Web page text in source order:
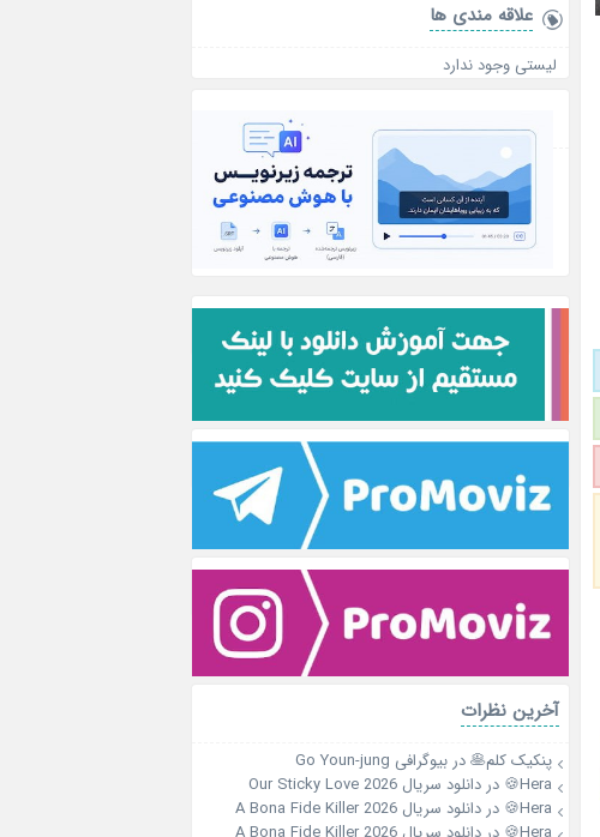
علاقه‌ مندی ها
لیستی وجود ندارد
آخرین نظرات
پنکیک کلم🥞در بیوگرافی Go Youn-jung
Hera🍪
در دانلود سریال Our Sticky Love 2026
Hera🍪
در دانلود سریال A Bona Fide Killer 2026